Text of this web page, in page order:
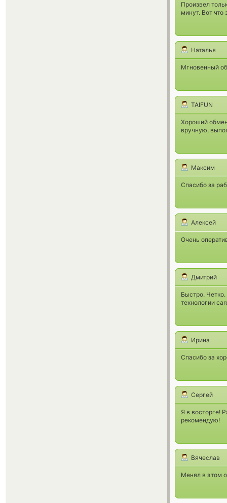
Произвел
минут. Вот что
Наталья
Мгновенный
TAIFUN
Хороший
вручную,
Максим
Спасибо за
Алексей
Очень
Дмитрий
Быстро.
технологии
Ирина
Спасибо за
Сергей
Я в
рекомендую!
Вячеслав
Менял в этом